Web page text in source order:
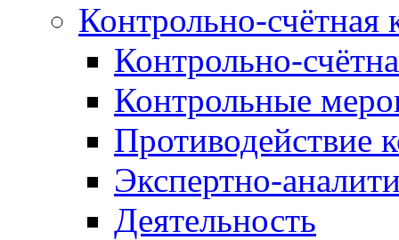
Контрольно-счётная
Контрольно-
Контрольные
Противодействие
Экспертно-
Деятельность